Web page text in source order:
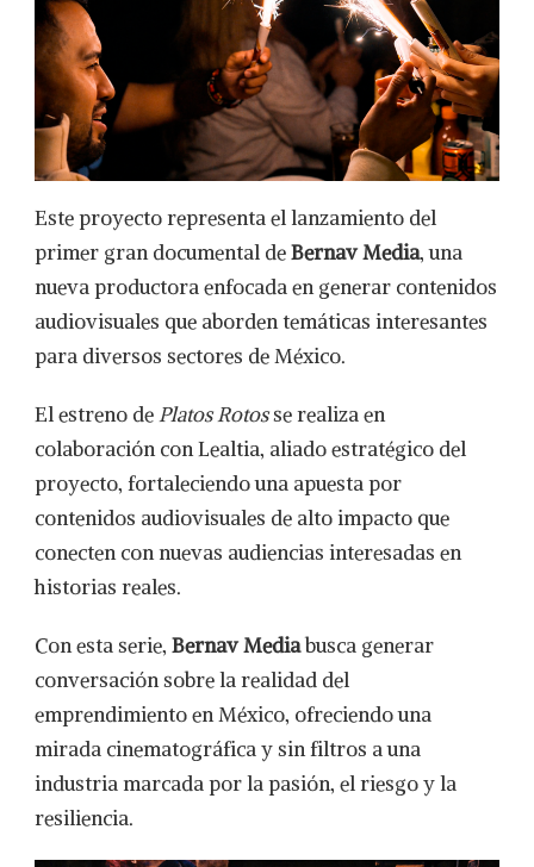
Este proyecto representa el lanzamiento del
primer gran documental deBernav Media, una
nueva productora enfocada en generar contenidos
audiovisuales que aborden temáticas interesantes
para diversos sectores de México.
El estreno dePlatos Rotosse realiza en
colaboración con Lealtia, aliado estratégico del
proyecto, fortaleciendo una apuesta por
contenidos audiovisuales de alto impacto que
conecten con nuevas audiencias interesadas en
historias reales.
Con esta serie, Bernav Mediabusca generar
conversación sobre la realidad del
emprendimiento en México, ofreciendo una
mirada cinematográfica y sin filtros a una
industria marcada por la pasión, el riesgo y la
resiliencia.